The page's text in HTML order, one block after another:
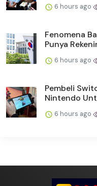
6 hours ago
Fenomena
Punya
6 hours ago
Pembeli
Nintendo
6 hours ago